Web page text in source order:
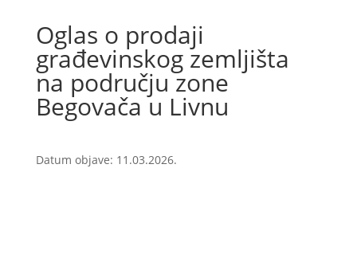
Oglas o prodaji
građevinskog zemljišta
na području zone
Begovača u Livnu
Datum objave: 11.03.2026.